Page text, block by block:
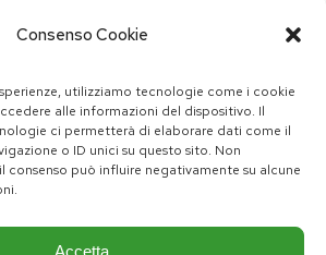
Consenso Cookie
utilizziamo tecnologie come i cookie
alle informazioni del dispositivo. Il
ci permetterà di elaborare dati come il
o ID unici su questo sito. Non
consenso può influire negativamente su alcune
Accetta
|Politica sui cookie
Instagram Gruppo PD LombardiaPagina Youtube Gruppo PD Lombardia